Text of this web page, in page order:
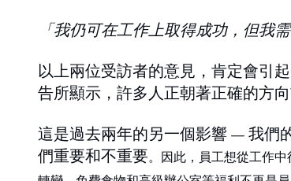
「我仍可在工作上取得成功，但我
以上兩位受訪者的意見，肯定會引
告所顯示，許多人正朝著正確的方向
這是過去兩年的另一個影響 — 我們
們重要和不重要。因此，員工想從工作中